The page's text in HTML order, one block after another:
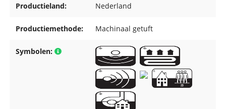
Productieland: Nederland
Productiemethode: Machinaal getuft
Symbolen: